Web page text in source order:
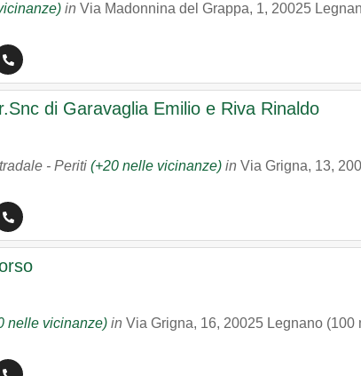
in Via Madonnina del Grappa, 1, 20025
di Garavaglia Emilio e Riva Rinaldo
- Periti (+20 nelle vicinanze) in Via Grigna, 13,
nelle vicinanze) in Via Grigna, 16, 20025 Legnano (100